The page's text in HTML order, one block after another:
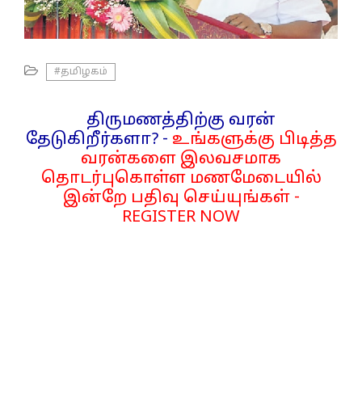
#தமிழகம்
திருமணத்திற்கு வரன்
தேடுகிறீர்களா? - உங்களுக்கு பிடித்த
வரன்களை இலவசமாக
தொடர்புகொள்ள மணமேடையில்
இன்றே பதிவு செய்யுங்கள் -
REGISTER NOW